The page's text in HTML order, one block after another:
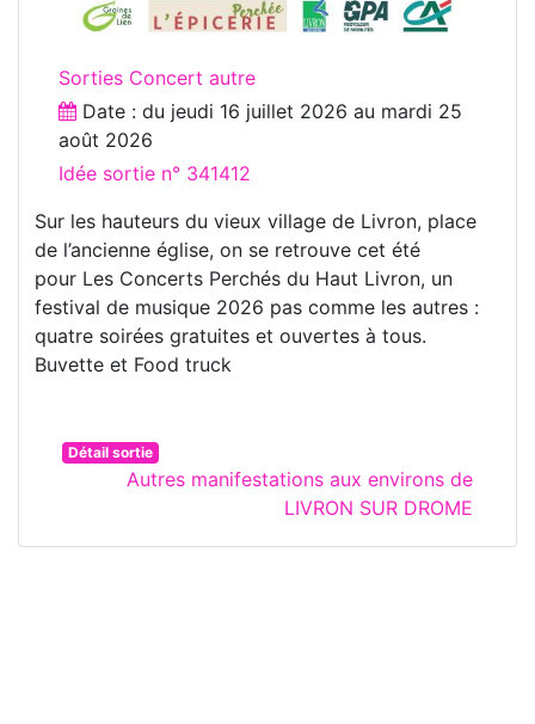
Sorties Concert autre
Date : du jeudi 16 juillet 2026 au mardi 25
août 2026
Idée sortie n° 341412
Sur les hauteurs du vieux village de Livron, place
de l’ancienne église, on se retrouve cet été
pour Les Concerts Perchés du Haut Livron, un
festival de musique 2026 pas comme les autres :
quatre soirées gratuites et ouvertes à tous.
Buvette et Food truck
Détail sortie
Autres manifestations aux environs de
LIVRON SUR DROME